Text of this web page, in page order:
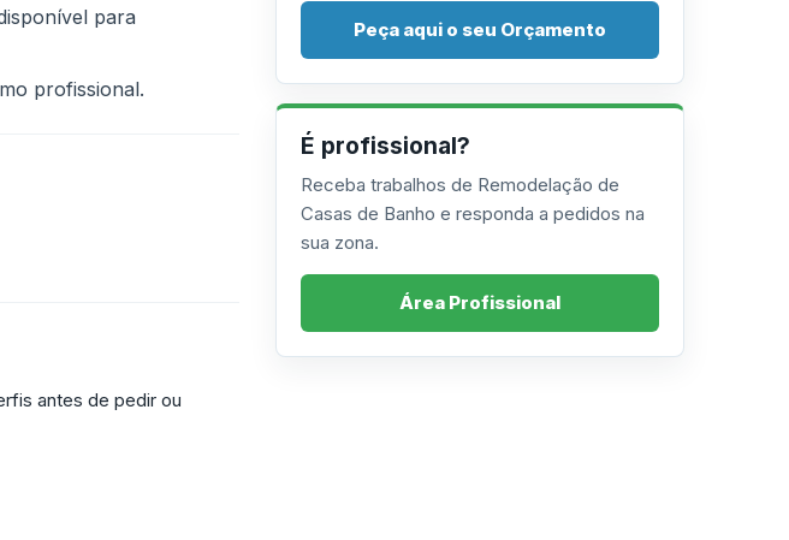
para
profissional.
antes de pedir ou
Peça aqui o seu Orçamento
É profissional?
Receba trabalhos de Remodelação de
Casas de Banho e responda a pedidos na
sua zona.
Área Profissional